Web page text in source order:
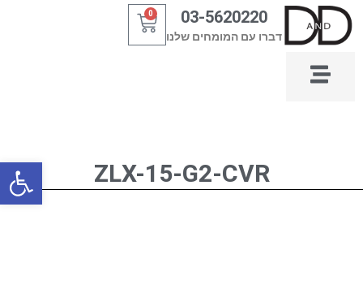
דילוג
לתוכן
03-5620220
דברו עם המומחים שלנו
0
עגלת
קניות
ZLX-15-G2-CVR פתח